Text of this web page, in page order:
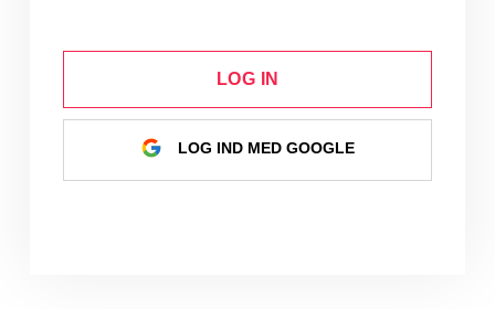
LOG IN
LOG IND MED GOOGLE